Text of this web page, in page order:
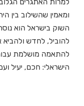
למרות האתגרים
ומאמין שהשילוב בין
להוביל, לחדש ולהביא
להתאמה מושלמת
הישראלי: חכם, יעיל